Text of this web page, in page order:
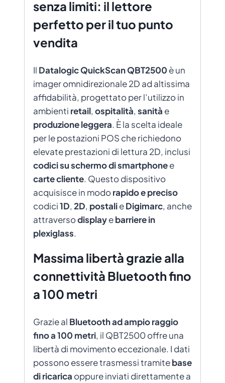
senza limiti: il lettore
perfetto per il tuo punto
vendita
Il Datalogic QuickScan QBT2500 è un
imager omnidirezionale 2D ad altissima
affidabilità, progettato per l’utilizzo in
ambienti retail, ospitalità, sanità e
produzione leggera. È la scelta ideale
per le postazioni POS che richiedono
elevate prestazioni di lettura 2D, inclusi
codici su schermo di smartphonee
carte cliente. Questo dispositivo
acquisisce in modorapido e preciso
codici1D, 2D, postalieDigimarc, anche
attraversodisplayebarriere in
plexiglass.
Massima libertà grazie alla
connettività Bluetooth fino
a 100 metri
Grazie al Bluetooth ad ampio raggio
fino a 100 metri, il QBT2500 offre una
libertà di movimento eccezionale. I dati
possono essere trasmessi tramitebase
di ricarica oppure inviati direttamente a